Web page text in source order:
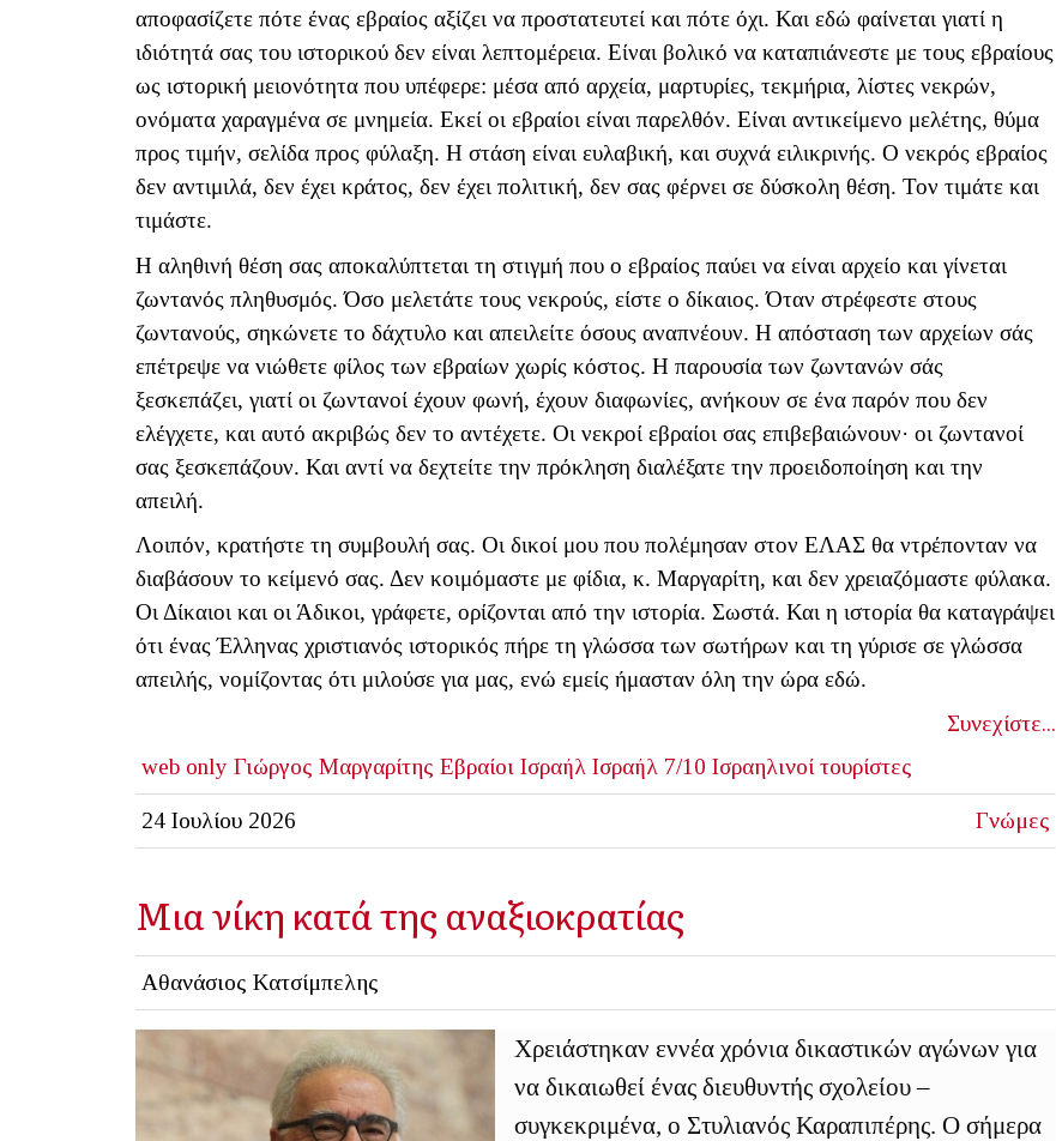
αποφασίζετε πότε ένας εβραίος αξίζει να προστατευτεί και πότε όχι. Και εδώ φαίνεται γιατί η
ιδιότητά σας του ιστορικού δεν είναι λεπτομέρεια. Είναι βολικό να καταπιάνεστε με τους εβραίους
ως ιστορική μειονότητα που υπέφερε: μέσα από αρχεία, μαρτυρίες, τεκμήρια, λίστες νεκρών,
ονόματα χαραγμένα σε μνημεία. Εκεί οι εβραίοι είναι παρελθόν. Είναι αντικείμενο μελέτης, θύμα
προς τιμήν, σελίδα προς φύλαξη. Η στάση είναι ευλαβική, και συχνά ειλικρινής. Ο νεκρός εβραίος
δεν αντιμιλά, δεν έχει κράτος, δεν έχει πολιτική, δεν σας φέρνει σε δύσκολη θέση. Τον τιμάτε και
τιμάστε.
Η αληθινή θέση σας αποκαλύπτεται τη στιγμή που ο εβραίος παύει να είναι αρχείο και γίνεται
ζωντανός πληθυσμός. Όσο μελετάτε τους νεκρούς, είστε ο δίκαιος. Όταν στρέφεστε στους
ζωντανούς, σηκώνετε το δάχτυλο και απειλείτε όσους αναπνέουν. Η απόσταση των αρχείων σάς
επέτρεψε να νιώθετε φίλος των εβραίων χωρίς κόστος. Η παρουσία των ζωντανών σάς
ξεσκεπάζει, γιατί οι ζωντανοί έχουν φωνή, έχουν διαφωνίες, ανήκουν σε ένα παρόν που δεν
ελέγχετε, και αυτό ακριβώς δεν το αντέχετε. Οι νεκροί εβραίοι σας επιβεβαιώνουν· οι ζωντανοί
σας ξεσκεπάζουν. Και αντί να δεχτείτε την πρόκληση διαλέξατε την προειδοποίηση και την
απειλή.
Λοιπόν, κρατήστε τη συμβουλή σας. Οι δικοί μου που πολέμησαν στον ΕΛΑΣ θα ντρέπονταν να
διαβάσουν το κείμενό σας. Δεν κοιμόμαστε με φίδια, κ. Μαργαρίτη, και δεν χρειαζόμαστε φύλακα.
Οι Δίκαιοι και οι Άδικοι, γράφετε, ορίζονται από την ιστορία. Σωστά. Και η ιστορία θα καταγράψει
ότι ένας Έλληνας χριστιανός ιστορικός πήρε τη γλώσσα των σωτήρων και τη γύρισε σε γλώσσα
απειλής, νομίζοντας ότι μιλούσε για μας, ενώ εμείς ήμασταν όλη την ώρα εδώ.
Συνεχίστε...
web only Γιώργος Μαργαρίτης Εβραίοι Ισραήλ Ισραήλ 7/10 Ισραηλινοί τουρίστες
24 Ιουλίου 2026 Γνώμες
Μια νίκη κατά της αναξιοκρατίας
Αθανάσιος Κατσίμπελης
Χρειάστηκαν εννέα χρόνια δικαστικών αγώνων για
να δικαιωθεί ένας διευθυντής σχολείου –
συγκεκριμένα, ο Στυλιανός Καραπιπέρης. Ο σήμερα